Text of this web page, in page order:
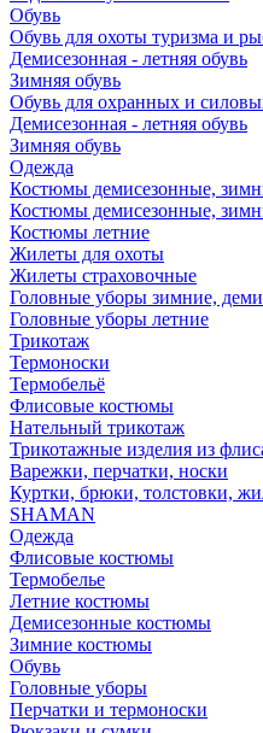
Обувь
Обувь для охоты туризма и
Демисезонная - летняя обувь
Зимняя обувь
Обувь для охранных и
Демисезонная - летняя обувь
Зимняя обувь
Одежда
Костюмы демисезонные,
Костюмы демисезонные,
Костюмы летние
Жилеты для охоты
Жилеты страховочные
Головные уборы зимние,
Головные уборы летние
Трикотаж
Термоноски
Термобельё
Флисовые костюмы
Нательный трикотаж
Трикотажные изделия из
Варежки, перчатки, носки
Куртки, брюки, толстовки,
SHAMAN
Одежда
Флисовые костюмы
Термобелье
Летние костюмы
Демисезонные костюмы
Зимние костюмы
Обувь
Головные уборы
Перчатки и термоноски